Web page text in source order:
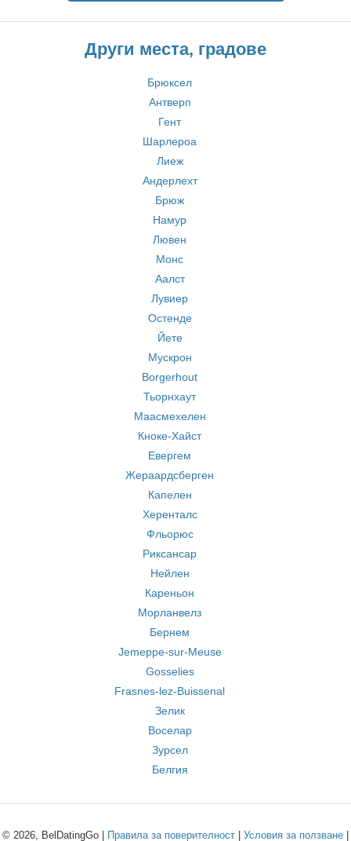
Други места, градове
Брюксел
Антверп
Гент
Шарлероа
Лиеж
Андерлехт
Брюж
Намур
Лювен
Монс
Аалст
Лувиер
Остенде
Йете
Мускрон
Borgerhout
Тьорнхаут
Маасмехелен
Кноке-Хайст
Евергем
Жераардсберген
Капелен
Херенталс
Фльорюс
Риксансар
Нейлен
Кареньон
Морланвелз
Бернем
Jemeppe-sur-Meuse
Gosselies
Frasnes-lez-Buissenal
Зелик
Воселар
Зурсел
Белгия
© 2026, BelDatingGo | Правила за поверителност Условия за ползване